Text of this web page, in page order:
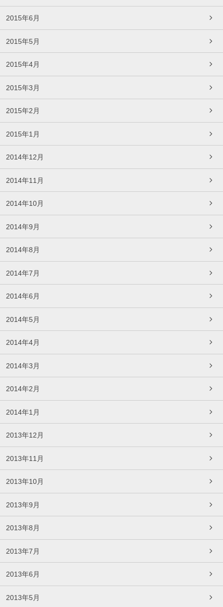
2015年6月
2015年5月
2015年4月
2015年3月
2015年2月
2015年1月
2014年12月
2014年11月
2014年10月
2014年9月
2014年8月
2014年7月
2014年6月
2014年5月
2014年4月
2014年3月
2014年2月
2014年1月
2013年12月
2013年11月
2013年10月
2013年9月
2013年8月
2013年7月
2013年6月
2013年5月